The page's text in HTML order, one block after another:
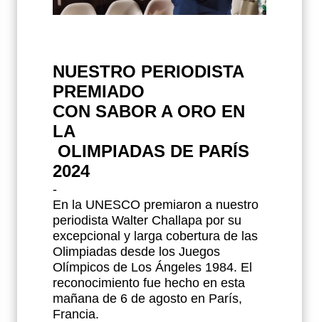
NUESTRO PERIODISTA
PREMIADO
CON SABOR A ORO EN
LA
OLIMPIADAS DE PARÍS
2024
-
En la UNESCO premiaron a nuestro
periodista Walter Challapa por su
excepcional y larga cobertura de las
Olimpiadas desde los Juegos
Olímpicos de Los Ángeles 1984. El
reconocimiento fue hecho en esta
mañana de 6 de agosto en París,
Francia.